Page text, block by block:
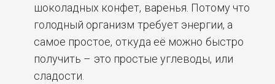
шоколадных конфет, варенья. Потому что
голодный организм требует энергии, а
самое простое, откуда её можно быстро
получить – это простые углеводы, или
сладости.